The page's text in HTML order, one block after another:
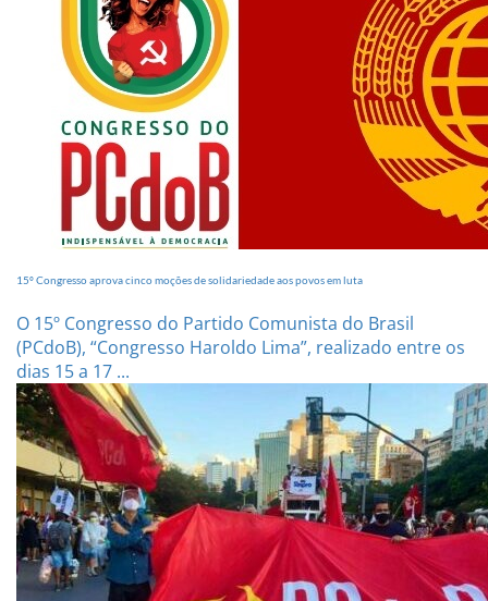
15º Congresso aprova cinco moções de solidariedade aos povos em luta
O 15º Congresso do Partido Comunista do Brasil
(PCdoB), “Congresso Haroldo Lima”, realizado entre os
dias 15 a 17 ...